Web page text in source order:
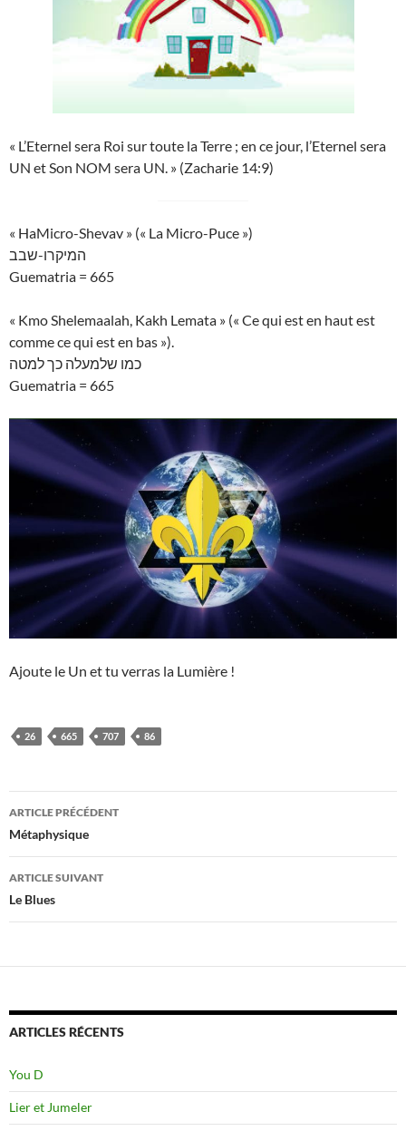
« L’Eternel sera Roi sur toute la Terre ; en ce jour, l’Eternel sera
UN et Son NOM sera UN. » (Zacharie 14:9)
« HaMicro-Shevav » (« La Micro-Puce »)
המיקרו-שבב
Guematria = 665
« Kmo Shelemaalah, Kakh Lemata » (« Ce qui est en haut est
comme ce qui est en bas »).
כמו שלמעלה כך למטה
Guematria = 665
Ajoute le Un et tu verras la Lumière !
26 665 707 86
Navigation
des
articles
ARTICLE PRÉCÉDENT
Métaphysique
ARTICLE SUIVANT
Le Blues
ARTICLES RÉCENTS
You D
Lier et Jumeler